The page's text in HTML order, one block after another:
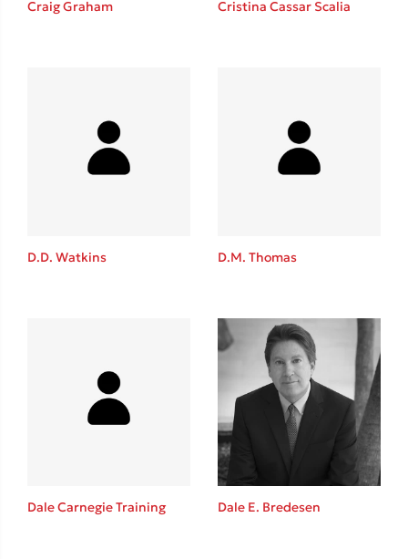
Καθρέφτης
Στέφανος Ξενάκης
Το λεξικό της ζωής σου
Craig Graham Cristina Cassar Scalia
D.D. Watkins D.M. Thomas
Dale Carnegie Training Dale E. Bredesen